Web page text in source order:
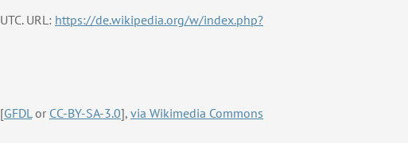
URL: https://de.wikipedia.org/w/index.php?
GFDLor CC-BY-SA-3.0], via Wikimedia Commons